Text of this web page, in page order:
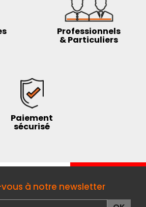
Professionnels
& Particuliers
Paiement
sécurisé
à notre newsletter